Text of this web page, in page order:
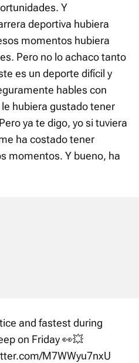
Y
deportiva hubiera
momentos hubiera
Pero no lo achaco tanto
es un deporte difícil y
hables con
hubiera gustado tener
ya te digo, yo si tuviera
ha costado tener
momentos. Y bueno, ha
and fastest during
on Friday 👀💥
M7WWyu7nxU